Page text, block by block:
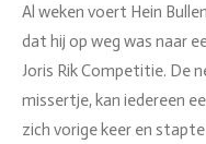
Al weken voert Hein
dat hij op weg was naar
Joris Rik Competitie. De
missertje, kan iedereen
zich vorige keer en